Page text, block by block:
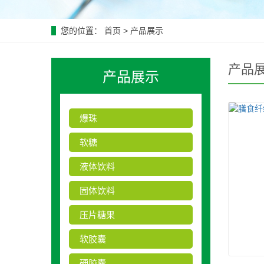
您的位置： 首页 > 产品展示
产品
产品展示
爆珠
软糖
液体饮料
固体饮料
压片糖果
软胶囊